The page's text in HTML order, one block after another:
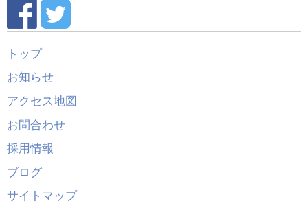
トップ
お知らせ
アクセス地図
お問合わせ
採用情報
ブログ
サイトマップ